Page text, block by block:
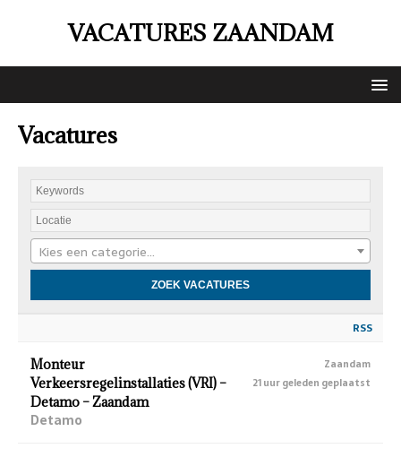
VACATURES ZAANDAM
Vacatures
Kies een categorie…
RSS
Monteur
Verkeersregelinstallaties (VRI) –
Detamo – Zaandam
Detamo
Zaandam
21 uur geleden geplaatst